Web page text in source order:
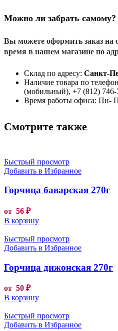
Можно ли забрать самому?
Вы можете оформить заказ на
время в нашем магазине по
Склад по адресу: Санкт-
Наличие товара по
(мобильный), +7 (812) 746-
Время работы офиса: Пн-
Смотрите также
Быстрый просмотр
Добавить в Избранное
Горчица баварская 270г
от 56 ₽
В корзину
Быстрый просмотр
Добавить в Избранное
Горчица дижонская 270г
от 50 ₽
В корзину
Быстрый просмотр
Добавить в Избранное